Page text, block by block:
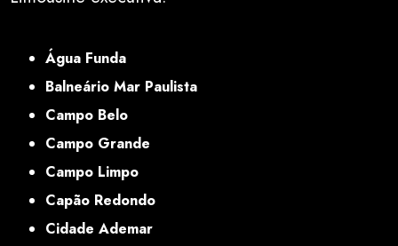
Água Funda
Balneário Mar Paulista
Campo Belo
Campo Grande
Campo Limpo
Capão Redondo
Cidade Ademar